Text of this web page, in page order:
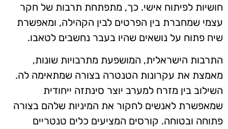
חושיות לפיתוח אישי. כך, מתפתחת תרבות של חקר
עצמי שמחברת בין הפרטים לבין הקהילה, ומאפשרת
שיח פתוח על נושאים שהיו בעבר נחשבים לטאבו.
התרבות הישראלית, המושפעת מתרבויות שונות,
מאמצת את עקרונות הטנטרה בצורה שמתאימה לה.
השילוב בין מזרח למערב יוצר סינתזה ייחודית
שמאפשרת לאנשים לחקור את המיניות שלהם בצורה
פתוחה ובטוחה. קורסים המציעים כלים טנטריים